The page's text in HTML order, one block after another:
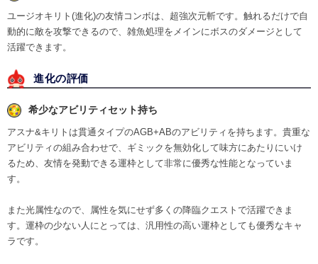
ユージオキリト(進化)の友情コンボは、超強次元斬です。触れるだけで自
動的に敵を攻撃できるので、雑魚処理をメインにボスのダメージとして
活躍できます。
進化の評価
希少なアビリティセット持ち
アスナ&キリトは貫通タイプのAGB+ABのアビリティを持ちます。貴重な
アビリティの組み合わせで、ギミックを無効化して味方にあたりにいけ
るため、友情を発動できる運枠として非常に優秀な性能となっていま
す。
また光属性なので、属性を気にせず多くの降臨クエストで活躍できま
す。運枠の少ない人にとっては、汎用性の高い運枠としても優秀なキャ
ラです。